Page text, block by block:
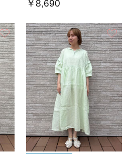
￥8,690
お気に入り